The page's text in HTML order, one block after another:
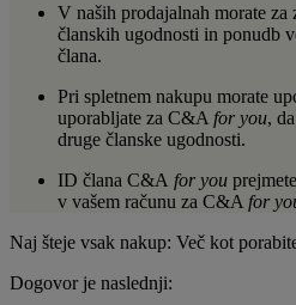
V naših prodajalnah morate
članskih ugodnosti in ponudb
člana.
Pri spletnem nakupu morate
uporabljate za C&A for you,
druge članske ugodnosti.
ID člana C&A for you
v vašem računu za C&A for
Naj šteje vsak nakup: Več kot
Dogovor je naslednji: